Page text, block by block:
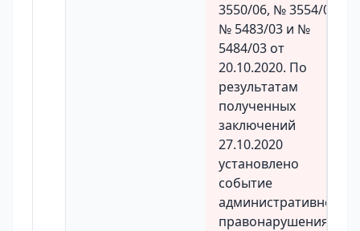
3550/06, № 3554/06,
№ 5483/03 и №
5484/03 от
20.10.2020. По
результатам
полученных
заключений
27.10.2020
установлено
событие
административного
правонарушения. В